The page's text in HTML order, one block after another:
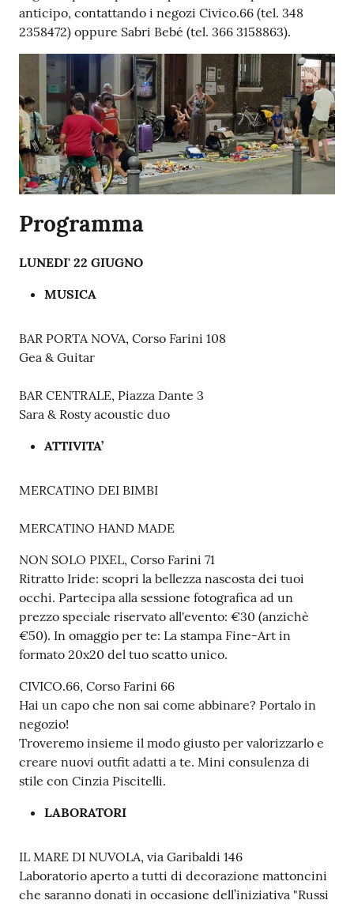
anticipo, contattando i negozi Civico.66 (tel. 348
2358472) oppure Sabri Bebé (tel. 366 3158863).
Programma
LUNEDI' 22 GIUGNO
MUSICA
BAR PORTA NOVA, Corso Farini 108
Gea & Guitar
BAR CENTRALE, Piazza Dante 3
Sara & Rosty acoustic duo
ATTIVITA’
MERCATINO DEI BIMBI
MERCATINO HAND MADE
NON SOLO PIXEL, Corso Farini 71
Ritratto Iride: scopri la bellezza nascosta dei tuoi
occhi. Partecipa alla sessione fotografica ad un
prezzo speciale riservato all'evento: €30 (anzichè
€50). In omaggio per te: La stampa Fine-Art in
formato 20x20 del tuo scatto unico.
CIVICO.66, Corso Farini 66
Hai un capo che non sai come abbinare? Portalo in
negozio!
Troveremo insieme il modo giusto per valorizzarlo e
creare nuovi outfit adatti a te. Mini consulenza di
stile con Cinzia Piscitelli.
LABORATORI
IL MARE DI NUVOLA, via Garibaldi 146
Laboratorio aperto a tutti di decorazione mattoncini
che saranno donati in occasione dell’iniziativa "Russi